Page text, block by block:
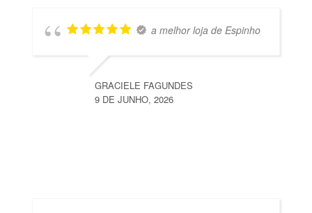
a melhor loja de Espinho
GRACIELE FAGUNDES
9 DE JUNHO, 2026